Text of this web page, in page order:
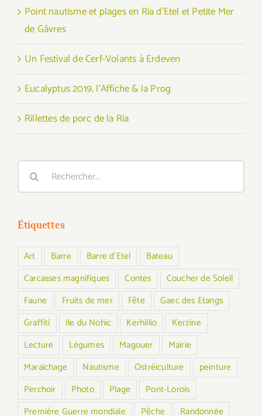
Point nautisme et plages en Ria d’Etel et Petite Mer
de Gâvres
Un Festival de Cerf-Volants à Erdeven
Eucalyptus 2019, l’Affiche & la Prog
Rillettes de porc de la Ria
Rechercher:
Étiquettes
Art Barre Barre d'Etel
Bateau
Carcasses magnifiques
Contes
Coucher de Soleil
Faune
Fruits de mer Fête
Gaec des Etangs
Graffiti
Ile du Nohic Kerhillio
Kerzine
Lecture
Légumes Magouer
Mairie
Maraichage
Nautisme Ostréiculture
peinture
Perchoir
Photo Plage
Pont-Lorois
Première Guerre mondiale
Pêche Randonnée